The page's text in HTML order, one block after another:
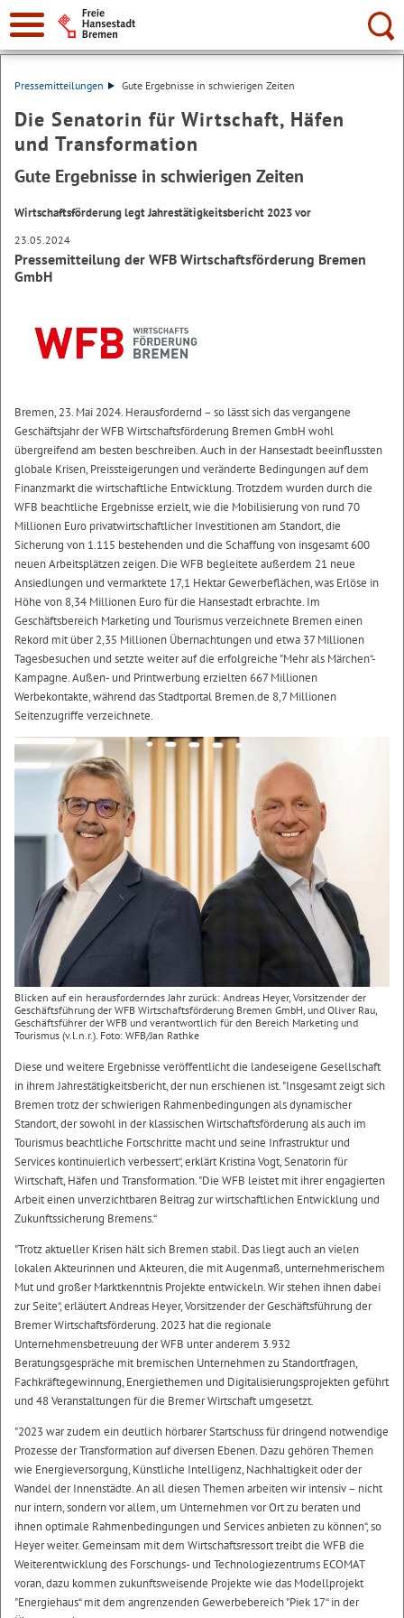
Suche:
Pressemitteilungen Gute Ergebnisse in schwierigen Zeiten
Die Senatorin für Wirtschaft, Häfen
und Transformation
Gute Ergebnisse in schwierigen Zeiten
Wirtschaftsförderung legt Jahrestätigkeitsbericht 2023 vor
23.05.2024
Pressemitteilung der WFB Wirtschaftsförderung Bremen
GmbH
Bremen, 23. Mai 2024. Herausfordernd – so lässt sich das vergangene
Geschäftsjahr der WFB Wirtschaftsförderung Bremen GmbH wohl
übergreifend am besten beschreiben. Auch in der Hansestadt beeinflussten
globale Krisen, Preissteigerungen und veränderte Bedingungen auf dem
Finanzmarkt die wirtschaftliche Entwicklung. Trotzdem wurden durch die
WFB beachtliche Ergebnisse erzielt, wie die Mobilisierung von rund 70
Millionen Euro privatwirtschaftlicher Investitionen am Standort, die
Sicherung von 1.115 bestehenden und die Schaffung von insgesamt 600
neuen Arbeitsplätzen zeigen. Die WFB begleitete außerdem 21 neue
Ansiedlungen und vermarktete 17,1 Hektar Gewerbeflächen, was Erlöse in
Höhe von 8,34 Millionen Euro für die Hansestadt erbrachte. Im
Geschäftsbereich Marketing und Tourismus verzeichnete Bremen einen
Rekord mit über 2,35 Millionen Übernachtungen und etwa 37 Millionen
Tagesbesuchen und setzte weiter auf die erfolgreiche "Mehr als Märchen“-
Kampagne. Außen- und Printwerbung erzielten 667 Millionen
Werbekontakte, während das Stadtportal Bremen.de 8,7 Millionen
Seitenzugriffe verzeichnete.
Blicken auf ein herausforderndes Jahr zurück: Andreas Heyer, Vorsitzender der
Geschäftsführung der WFB Wirtschaftsförderung Bremen GmbH, und Oliver Rau,
Geschäftsführer der WFB und verantwortlich für den Bereich Marketing und
Tourismus (v.l.n.r.). Foto: WFB/Jan Rathke
Diese und weitere Ergebnisse veröffentlicht die landeseigene Gesellschaft
in ihrem Jahrestätigkeitsbericht, der nun erschienen ist. "Insgesamt zeigt sich
Bremen trotz der schwierigen Rahmenbedingungen als dynamischer
Standort, der sowohl in der klassischen Wirtschaftsförderung als auch im
Tourismus beachtliche Fortschritte macht und seine Infrastruktur und
Services kontinuierlich verbessert“, erklärt Kristina Vogt, Senatorin für
Wirtschaft, Häfen und Transformation. "Die WFB leistet mit ihrer engagierten
Arbeit einen unverzichtbaren Beitrag zur wirtschaftlichen Entwicklung und
Zukunftssicherung Bremens.“
"Trotz aktueller Krisen hält sich Bremen stabil. Das liegt auch an vielen
lokalen Akteurinnen und Akteuren, die mit Augenmaß, unternehmerischem
Mut und großer Marktkenntnis Projekte entwickeln. Wir stehen ihnen dabei
zur Seite“, erläutert Andreas Heyer, Vorsitzender der Geschäftsführung der
Bremer Wirtschaftsförderung. 2023 hat die regionale
Unternehmensbetreuung der WFB unter anderem 3.932
Beratungsgespräche mit bremischen Unternehmen zu Standortfragen,
Fachkräftegewinnung, Energiethemen und Digitalisierungsprojekten geführt
und 48 Veranstaltungen für die Bremer Wirtschaft umgesetzt.
"2023 war zudem ein deutlich hörbarer Startschuss für dringend notwendige
Prozesse der Transformation auf diversen Ebenen. Dazu gehören Themen
wie Energieversorgung, Künstliche Intelligenz, Nachhaltigkeit oder der
Wandel der Innenstädte. An all diesen Themen arbeiten wir intensiv – nicht
nur intern, sondern vor allem, um Unternehmen vor Ort zu beraten und
ihnen optimale Rahmenbedingungen und Services anbieten zu können“, so
Heyer weiter. Gemeinsam mit dem Wirtschaftsressort treibt die WFB die
Weiterentwicklung des Forschungs- und Technologiezentrums ECOMAT
voran, dazu kommen zukunftsweisende Projekte wie das Modellprojekt
"Energiehaus“ mit dem angrenzenden Gewerbebereich "Piek 17“ in der